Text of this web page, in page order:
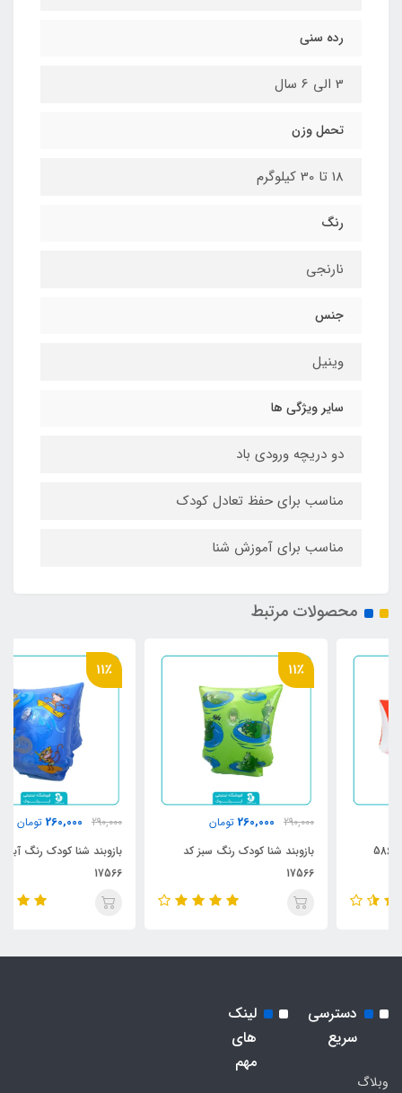
رده سنی
3 الی 6 سال
تحمل وزن
18 تا 30 کیلوگرم
رنگ
نارنجی
جنس
وینیل
سایر ویژگی ها
دو دریچه ورودی باد
مناسب برای حفظ تعادل کودک
مناسب برای آموزش شنا
محصولات مرتبط
260,000 تومان
بازوبند شنا کودک رنگ سبز کد
260,000 تومان
بازوبند شنا کودک رنگ آبی کد
دسترسی
سریع
وبلاگ
لینک
های
مهم